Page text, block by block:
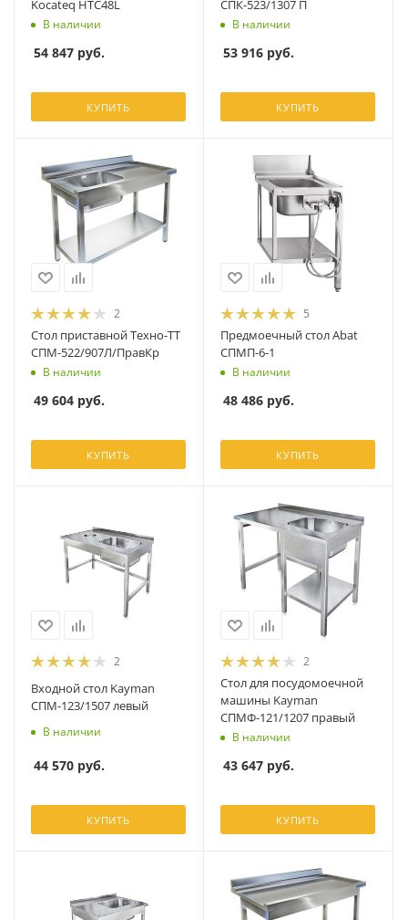
Kocateq HTC48L
В наличии
54 847 руб.
КУПИТЬ
СПК-523/1307 П
В наличии
53 916 руб.
КУПИТЬ
2
Стол приставной Техно-ТТ
СПМ-522/907Л/ПравКр
В наличии
49 604 руб.
КУПИТЬ
5
Предмоечный стол Abat
СПМП-6-1
В наличии
48 486 руб.
КУПИТЬ
2
Входной стол Kayman
СПМ-123/1507 левый
В наличии
44 570 руб.
КУПИТЬ
2
Стол для посудомоечной
машины Kayman
СПМФ-121/1207 правый
В наличии
43 647 руб.
КУПИТЬ